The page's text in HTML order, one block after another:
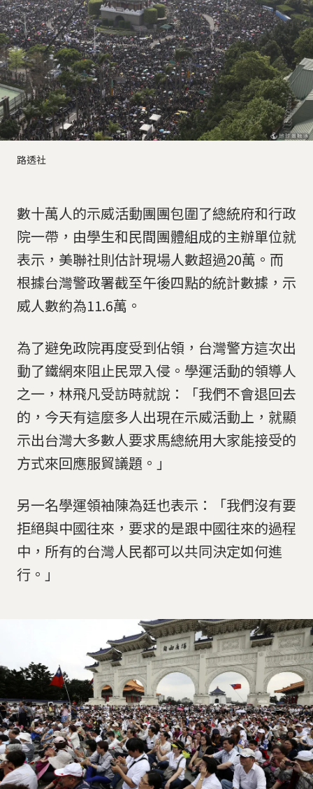
路透社
數十萬人的示威活動團團包圍了總統府和行政
院一帶，由學生和民間團體組成的主辦單位就
表示，美聯社則估計現場人數超過20萬。而
根據台灣警政署截至午後四點的統計數據，示
威人數約為11.6萬。
為了避免政院再度受到佔領，台灣警方這次出
動了鐵網來阻止民眾入侵。學運活動的領導人
之一，林飛凡受訪時就說：「我們不會退回去
的，今天有這麼多人出現在示威活動上，就顯
示出台灣大多數人要求馬總統用大家能接受的
方式來回應服貿議題。」
另一名學運領袖陳為廷也表示：「我們沒有要
拒絕與中國往來，要求的是跟中國往來的過程
中，所有的台灣人民都可以共同決定如何進
行。」